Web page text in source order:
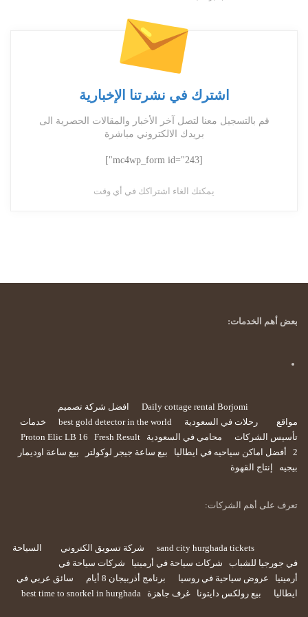
اشترك في نشرتنا الإخبارية
قم بالتسجيل معنا لتصل آخر الأخبار والمقالات الحصرية الى
بريدك الالكتروني مباشرة
[mc4wp_form id="243"]
يمكنك الغاء اشتراكك في أي وقت
بعض أهم الخدمات:
Daily cottage rental Borjomi
افضل شركة تصميم
مواقع
رحلات في السعودية best gold detector in the world
خدمات
تأسيس الشركات
محامي في السعودية Proton Elic LB 16
Fresh Result
2
أفضل اماكن سياحيه في ايطاليا بيع ساعة جيجر لوكولتر
بيع ساعة اوديمار
بيجيه
إنتاج القهوة
تعرف على أهم الشركات:
sand city hurghada tickets شركة تسويق الكتروني
السياحة
في جورجيا للشباب
شركات سياحة في أرمينيا
شركات سياحة في
أرمينيا
عروض سياحية في روسيا برنامج أذربيجان 8 أيام
سائق عربي في
ايطاليا
بيع رولكس دايتونا غرف جاهزة best time to snorkel in hurghada